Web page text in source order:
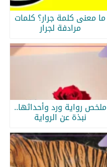
ما معنى كلمة جرار؟ كلمات
مرادفة لجرار
ملخص رواية ورد وأحداثها..
نبذة عن الرواية